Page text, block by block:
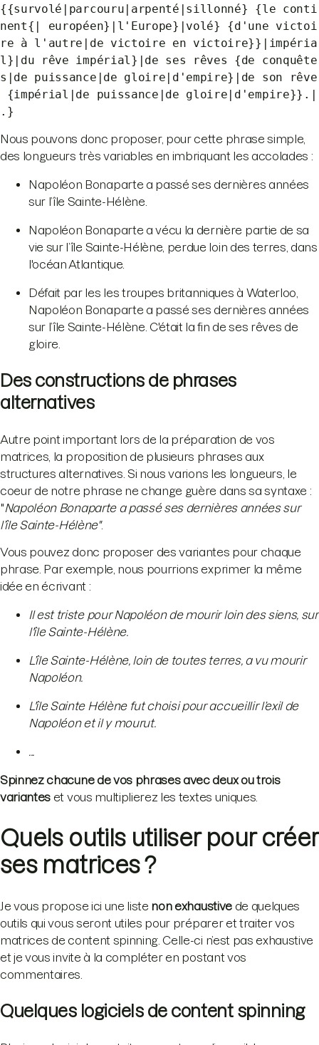
{{survolé|parcouru|arpenté|sillonné} {le conti
nent{| européen}|l'Europe}|volé} {d'une victoi
re à l'autre|de victoire en victoire}}|impéria
l}|du rêve impérial}|de ses rêves {de conquête
s|de puissance|de gloire|d'empire}|de son rêve
{impérial|de puissance|de gloire|d'empire}}.|
.}
Nous pouvons donc proposer, pour cette phrase simple,
des longueurs très variables en imbriquant les accolades :
Napoléon Bonaparte a passé ses dernières années
sur l’île Sainte-Hélène.
Napoléon Bonaparte a vécu la dernière partie de sa
vie sur l’île Sainte-Hélène, perdue loin des terres, dans
l'océan Atlantique.
Défait par les les troupes britanniques à Waterloo,
Napoléon Bonaparte a passé ses dernières années
sur l’île Sainte-Hélène. C'était la fin de ses rêves de
gloire.
Des constructions de phrases
alternatives
Autre point important lors de la préparation de vos
matrices, la proposition de plusieurs phrases aux
structures alternatives. Si nous varions les longueurs, le
coeur de notre phrase ne change guère dans sa syntaxe :
"Napoléon Bonaparte a passé ses dernières années sur
l’île Sainte-Hélène".
Vous pouvez donc proposer des variantes pour chaque
phrase. Par exemple, nous pourrions exprimer la même
idée en écrivant :
Il est triste pour Napoléon de mourir loin des siens, sur
l'île Sainte-Hélène.
L’île Sainte-Hélène, loin de toutes terres, a vu mourir
Napoléon.
L'île Sainte Hélène fut choisi pour accueillir l’exil de
Napoléon et il y mourut.
...
Spinnez chacune de vos phrases avec deux ou trois
variantes et vous multiplierez les textes uniques.
Quels outils utiliser pour créer
ses matrices ?
Je vous propose ici une liste non exhaustivede quelques
outils qui vous seront utiles pour préparer et traiter vos
matrices de content spinning. Celle-ci n’est pas exhaustive
et je vous invite à la compléter en postant vos
commentaires.
Quelques logiciels de content spinning